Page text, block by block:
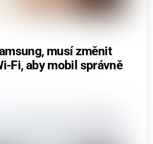
musí změnit
Fi, aby mobil správně